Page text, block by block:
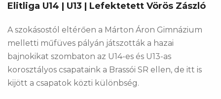
Elitliga U14 | U13 | Lefektetett Vörös Zászló
A szokásostól eltérően a Márton Áron Gimnázium
melletti műfüves pályán játszották a hazai
bajnokikat szombaton az U14-es és U13-as
korosztályos csapataink a Brassói SR ellen, de itt is
kijött a csapatok közti különbség.